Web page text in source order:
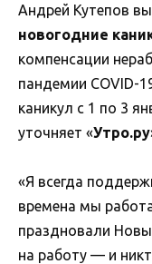
Андрей Кутепов
новогодние
компенсации
пандемии COVID-
каникул с 1 по 3
уточняет «Утро.ру
«Я всегда
времена мы
праздновали
на работу — и